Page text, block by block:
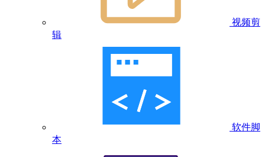
视频剪
辑
软件脚
本